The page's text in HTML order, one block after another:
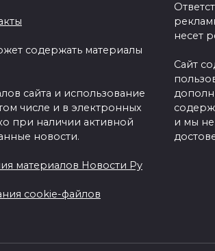
содержать материалы
сайта и использование
числе и в электронных
при наличии активной
новости.
материалов Новости Ру
cookie-файлов
несет
Сайт
и мы не